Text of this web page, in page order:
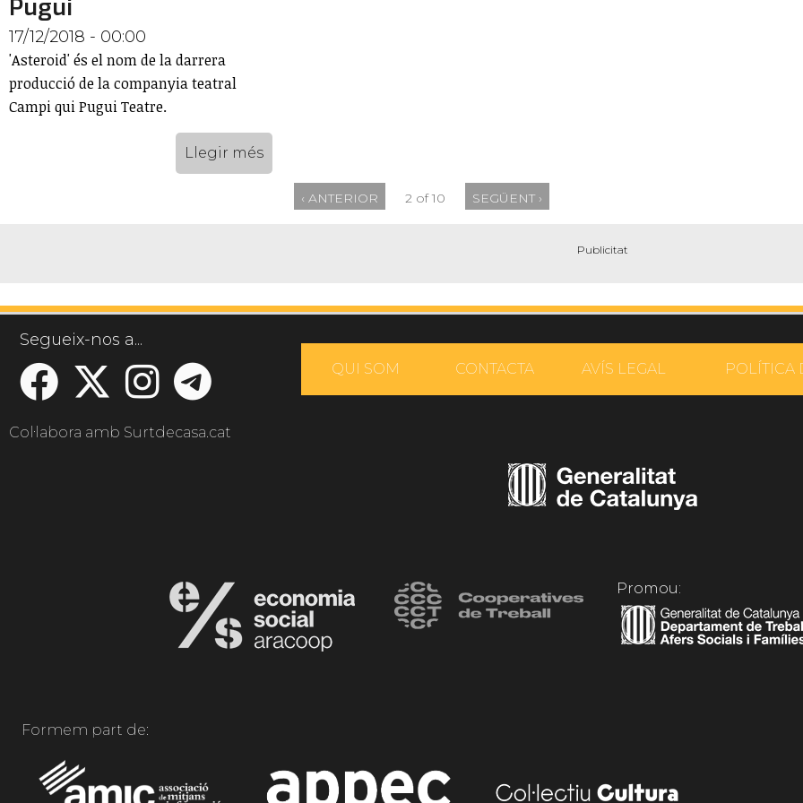
Pugui
17/12/2018 - 00:00
'Asteroid' és el nom de la darrera
producció de la companyia teatral
Campi qui Pugui Teatre.
Llegir més
‹ ANTERIOR 2 of 10 SEGÜENT ›
Segueix-nos a...
QUI SOM CONTACTA AVÍS LEGAL POLÍTICA
Col·labora amb Surtdecasa.cat
Promou:
Formem part de: